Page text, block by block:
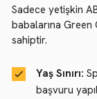
Sadece yetişkin
babalarına
sahiptir.
Yaş Sınırı:
başvuru